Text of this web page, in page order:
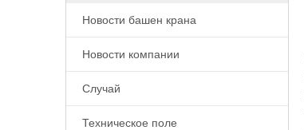
Новости башен крана
Новости компании
Случай
Техническое поле